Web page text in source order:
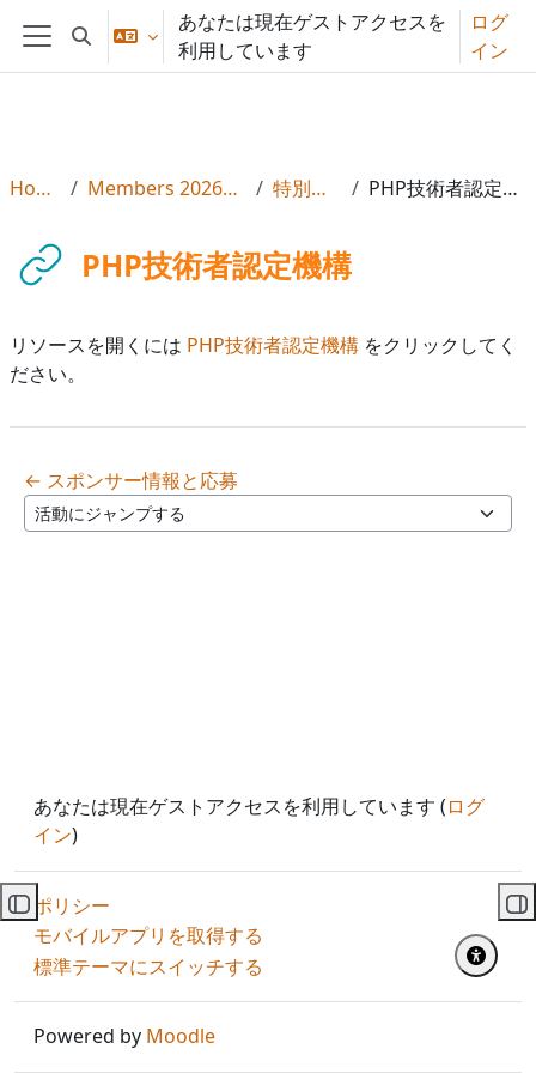
メインコンテンツへスキップする
サイドパネル
検索入力に切り替える
あなたは現在ゲストアクセスを
利用しています
ログ
イン
コースインデックスを開く
Home Members 2026年度 特別会員 PHP技術者認定機構
PHP技術者認定機構
リソースを開くには PHP技術者認定機構 をクリックしてく
ださい。
← スポンサー情報と応募
活動にジャンプする
あなたは現在ゲストアクセスを利用しています (ログ
イン)
ポリシー
モバイルアプリを取得する
標準テーマにスイッチする
Powered by Moodle